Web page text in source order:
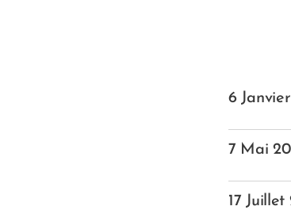
6
7 Mai
17 Juillet